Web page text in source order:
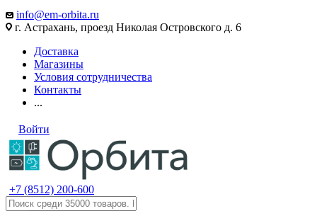
info@em-orbita.ru
г. Астрахань, проезд Николая Островского д. 6
Доставка
Магазины
Условия сотрудничества
Контакты
...
Войти
+7 (8512) 200-600